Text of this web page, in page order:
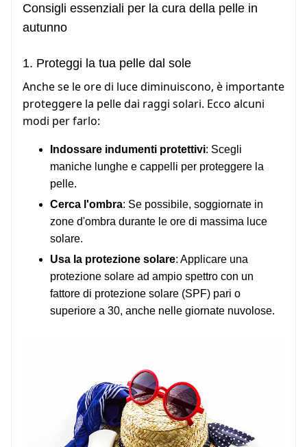
Consigli essenziali per la cura della pelle in
autunno
1. Proteggi la tua pelle dal sole
Anche se le ore di luce diminuiscono, è importante
proteggere la pelle dai raggi solari. Ecco alcuni
modi per farlo:
Indossare indumenti protettivi: Scegli
maniche lunghe e cappelli per proteggere la
pelle.
Cerca l'ombra: Se possibile, soggiornate in
zone d'ombra durante le ore di massima luce
solare.
Usa la protezione solare: Applicare una
protezione solare ad ampio spettro con un
fattore di protezione solare (SPF) pari o
superiore a 30, anche nelle giornate nuvolose.